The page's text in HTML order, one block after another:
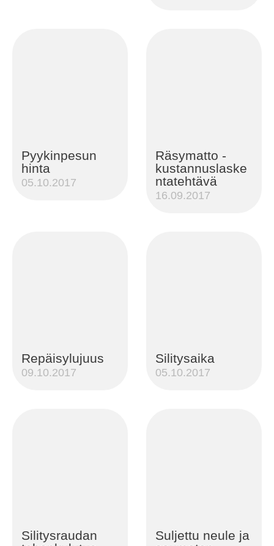
Pyykinpesun
hinta
05.10.2017
Räsymatto -
kustannuslaske
ntatehtävä
16.09.2017
Repäisylujuus
09.10.2017
Silitysaika
05.10.2017
Silitysraudan
Suljettu neule ja